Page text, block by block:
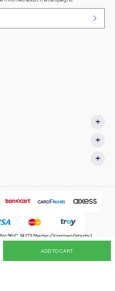
ADD TO CART
C 34173 Merter-Güngören/İstanbul